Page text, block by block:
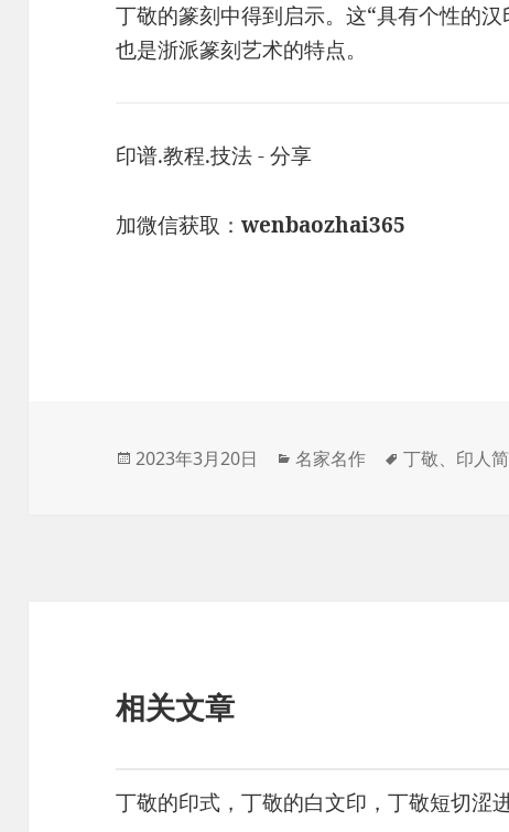
丁敬的篆刻中得到启示。这“具有个性的
也是浙派篆刻艺术的特点。
印谱.教程.技法 - 分享
加微信获取：wenbaozhai365
发
2023年3月20日
分
名家名作
标
丁敬、 印人
相关文章
丁敬的印式，丁敬的白文印，丁敬短切涩